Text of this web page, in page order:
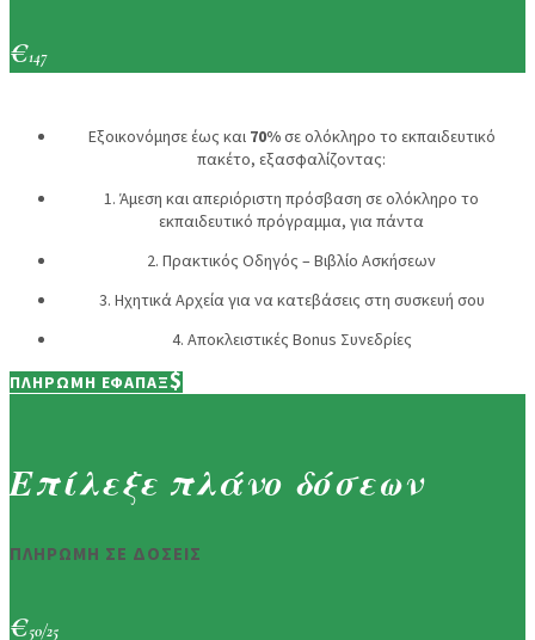
€147
Εξοικονόμησε έως και70%σε ολόκληρο το εκπαιδευτικό
πακέτο, εξασφαλίζοντας:
1. Άμεση και απεριόριστη πρόσβαση σε ολόκληρο το
εκπαιδευτικό πρόγραμμα, για πάντα
2. Πρακτικός Οδηγός – Βιβλίο Ασκήσεων
3. Ηχητικά Αρχεία για να κατεβάσεις στη συσκευή σου
4. Αποκλειστικές Bonus Συνεδρίες
ΠΛΗΡΩΜΗ ΕΦΑΠΑΞ
Επίλεξε πλάνο δόσεων
ΠΛΗΡΩΜΗ ΣΕ ΔΟΣΕΙΣ
€50/25